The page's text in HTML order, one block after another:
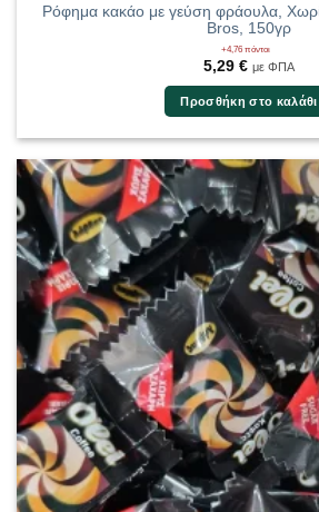
Ρόφημα κακάο με γεύση φράουλα,
Bros, 150γρ
+4,76 πόντοι
5,29 € με ΦΠΑ
Προσθήκη στο καλάθι